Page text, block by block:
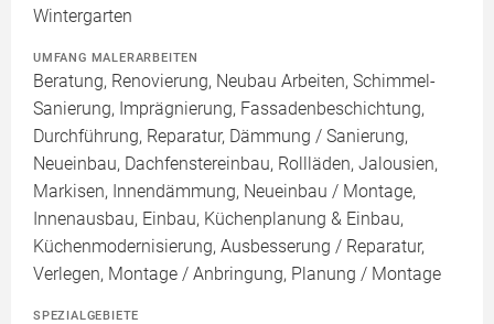
Wintergarten
UMFANG MALERARBEITEN
Beratung, Renovierung, Neubau Arbeiten, Schimmel-
Sanierung, Imprägnierung, Fassadenbeschichtung,
Durchführung, Reparatur, Dämmung / Sanierung,
Neueinbau, Dachfenstereinbau, Rollläden, Jalousien,
Markisen, Innendämmung, Neueinbau / Montage,
Innenausbau, Einbau, Küchenplanung & Einbau,
Küchenmodernisierung, Ausbesserung / Reparatur,
Verlegen, Montage / Anbringung, Planung / Montage
SPEZIALGEBIETE